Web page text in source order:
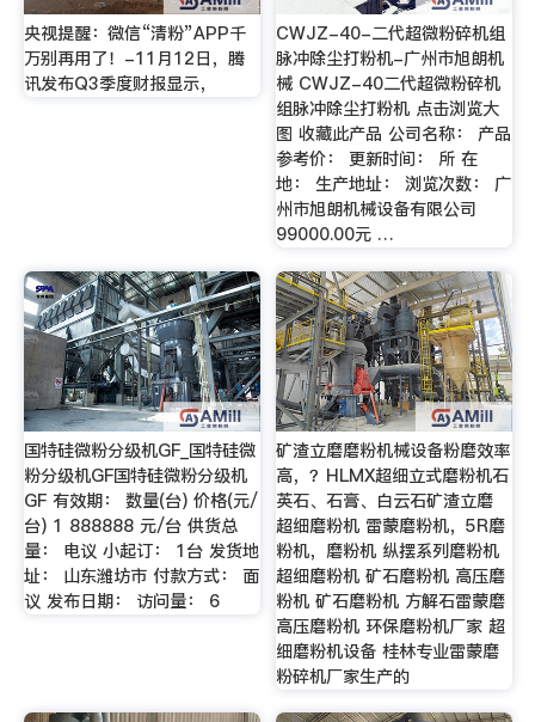
央视提醒：微信“清粉”APP千
万别再用了！-11月12日，腾
讯发布Q3季度财报显示，
CWJZ-40-二代超微粉碎机组
脉冲除尘打粉机-广州市旭朗机
械 CWJZ-40二代超微粉碎机
组脉冲除尘打粉机 点击浏览大
图 收藏此产品 公司名称： 产品
参考价： 更新时间： 所 在
地： 生产地址： 浏览次数： 广
州市旭朗机械设备有限公司
99000.00元 …
国特硅微粉分级机GF_国特硅微
粉分级机GF国特硅微粉分级机
GF 有效期： 数量(台) 价格(元/
台) 1 888888 元/台 供货总
量： 电议 小起订： 1台 发货地
址： 山东潍坊市 付款方式： 面
议 发布日期： 访问量： 6
矿渣立磨磨粉机械设备粉磨效率
高，？HLMX超细立式磨粉机石
英石、石膏、白云石矿渣立磨
超细磨粉机 雷蒙磨粉机，5R磨
粉机，磨粉机 纵摆系列磨粉机
超细磨粉机 矿石磨粉机 高压磨
粉机 矿石磨粉机 方解石雷蒙磨
高压磨粉机 环保磨粉机厂家 超
细磨粉机设备 桂林专业雷蒙磨
粉碎机厂家生产的